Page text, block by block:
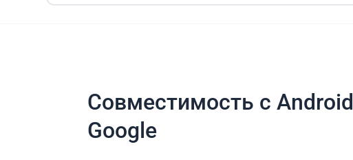
Совместимость с
Google